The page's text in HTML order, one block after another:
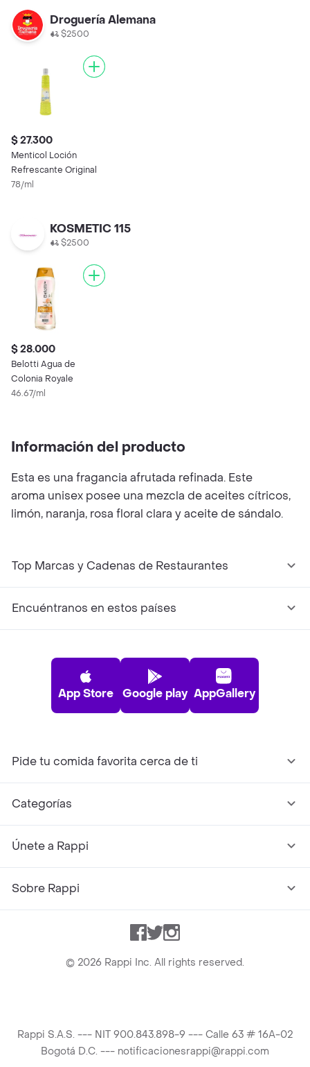
Droguería Alemana
$2500
$ 27.300
Menticol Loción
Refrescante Original
78/ml
KOSMETIC 115
$2500
$ 28.000
Belotti Agua de
Colonia Royale
46.67/ml
Información del producto
Esta es una fragancia afrutada refinada. Este
aroma unisex posee una mezcla de aceites cítricos,
limón, naranja, rosa floral clara y aceite de sándalo.
Top Marcas y Cadenas de Restaurantes
Encuéntranos en estos países
App Store Google play AppGallery
Pide tu comida favorita cerca de ti
Categorías
Únete a Rappi
Sobre Rappi
Facebook
TwitterInstagram
© 2026 Rappi Inc. All rights reserved.
Rappi S.A.S. --- NIT 900.843.898-9 --- Calle 63 # 16A-02
Bogotá D.C. --- notificacionesrappi@rappi.com